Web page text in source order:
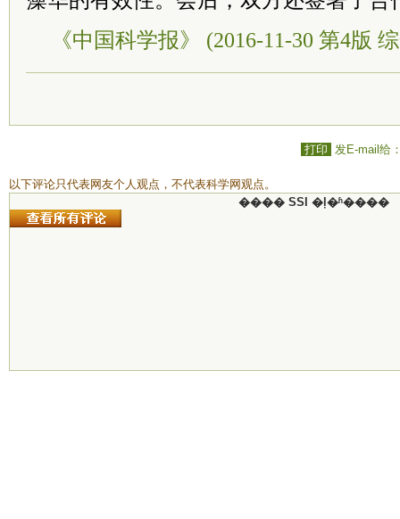
《中国科学报》 (2016-11-30 第4版
打印 发E-mail给
以下评论只代表网友个人观点，不代表科学网观点。
���� SSI �ļ�ʱ����